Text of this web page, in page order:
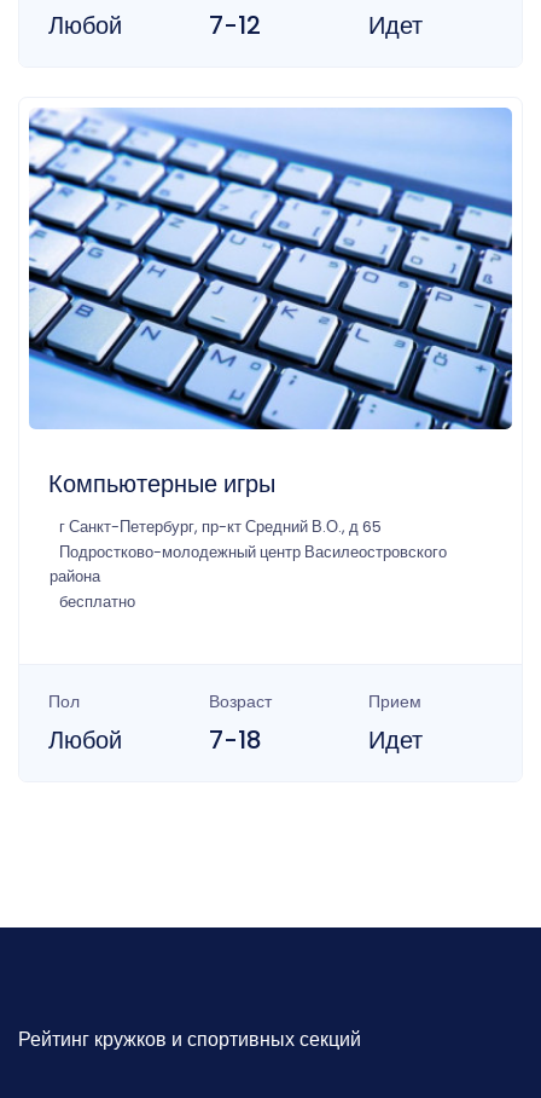
Любой 7-12 Идет
Компьютерные игры
г Санкт-Петербург, пр-кт Средний В.О., д 65
Подростково-молодежный центр Василеостровского
района
бесплатно
Пол
Любой
Возраст
7-18
Прием
Идет
Рейтинг кружков и спортивных секций